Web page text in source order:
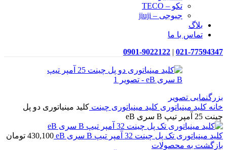
تکو – TECO
جیوجی – jiuji
بلاگ
تماس با ما
021-77594347
|
0901-9022122
بزرگنمایی تصویر
خانه کلید مینیاتوری کلید مینیاتوری چینت کلید مینیاتوری دو پل
چینت 25 آمپر تیپ B سری eB
کلید مینیاتوری تک پل چینت 32 آمپر تیپ B سری eB 430,100 تومان
بازگشت به محصولات